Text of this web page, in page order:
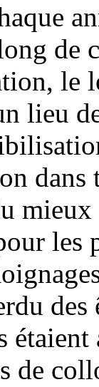
de
le
lieu
dans
les
de